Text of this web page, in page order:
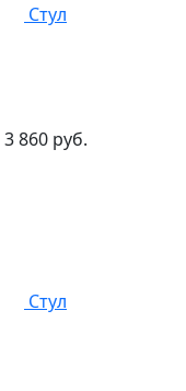
Стул
3 860 руб.
Стул